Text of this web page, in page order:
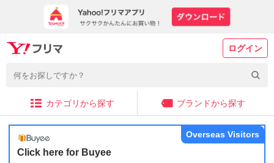
ログイン
カテゴリから探す ブランドから探す
Click here for Buyee
Overseas Visitors